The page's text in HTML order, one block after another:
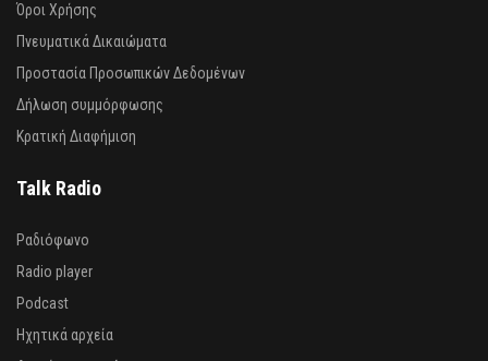
Όροι Χρήσης
Πνευματικά Δικαιώματα
Προστασία Προσωπικών Δεδομένων
Δήλωση συμμόρφωσης
Κρατική Διαφήμιση
Talk Radio
Ραδιόφωνο
Radio player
Podcast
Ηχητικά αρχεία